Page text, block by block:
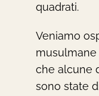
quadrati.
Veniamo
che alcune
sono state